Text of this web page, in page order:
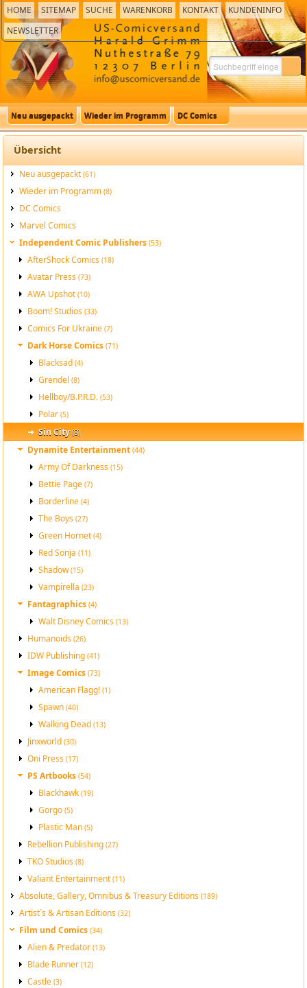
HOME SITEMAP SUCHE WARENKORB KONTAKT
KUNDENINFO
NEWSLETTER
Neu ausgepackt Wieder im Programm DC Comics
Übersicht
Neu ausgepackt(61)
Wieder im Programm(8)
DC Comics
Marvel Comics
Independent Comic Publishers(53)
AfterShock Comics(18)
Avatar Press(73)
AWA Upshot(10)
Boom! Studios(33)
Comics For Ukraine(7)
Dark Horse Comics(71)
Blacksad(4)
Grendel(8)
Hellboy/B.P.R.D.(53)
Polar(5)
Sin City(8)
Dynamite Entertainment(44)
Army Of Darkness(15)
Bettie Page(7)
Borderline(4)
The Boys(27)
Green Hornet(4)
Red Sonja(11)
Shadow(15)
Vampirella(23)
Fantagraphics(4)
Walt Disney Comics(13)
Humanoids(26)
IDW Publishing(41)
Image Comics(73)
American Flagg!(1)
Spawn(40)
Walking Dead(13)
Jinxworld(30)
Oni Press(17)
PS Artbooks(54)
Blackhawk(19)
Gorgo(5)
Plastic Man(5)
Rebellion Publishing(27)
TKO Studios(8)
Valiant Entertainment(11)
Absolute, Gallery, Omnibus & Treasury Editions(189)
Artist´s & Artisan Editions(32)
Film und Comics(34)
Alien & Predator(13)
Blade Runner(12)
Castle(3)